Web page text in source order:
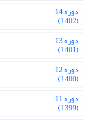
دوره 14
(1402)
دوره 13
(1401)
دوره 12
(1400)
دوره 11
(1399)